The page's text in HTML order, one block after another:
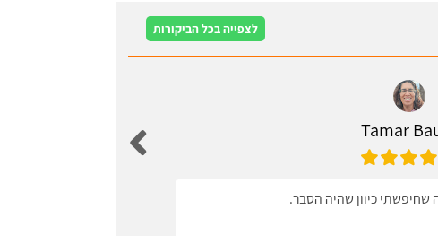
לצפייה בכל הביקורות
Tamar
כיוון שהיה הסבר.